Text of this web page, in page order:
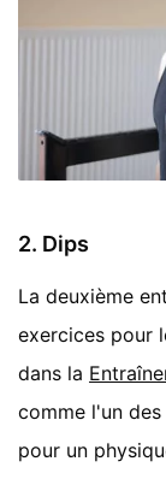
2. Dips
La deuxième
exercices pour
dans la
comme l'un
pour un